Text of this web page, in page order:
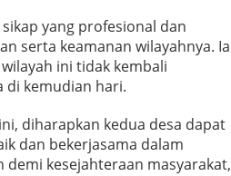
yang profesional dan
serta keamanan wilayahnya. Ia
ini tidak kembali
di kemudian hari.
diharapkan kedua desa dapat
dan bekerjasama dalam
kesejahteraan masyarakat,